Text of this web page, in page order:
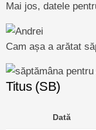
Mai jos, datele
Cam așa a arătat
Titus (SB)
Dată